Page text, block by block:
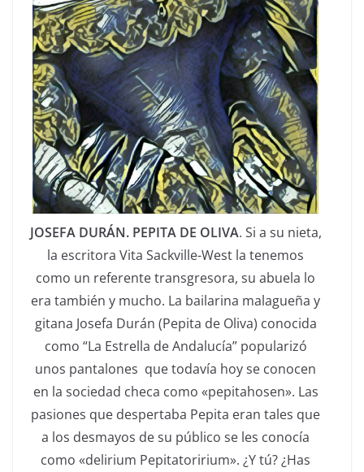
JOSEFA DURÁN. PEPITA DE OLIVA. Si a su nieta,
la escritora Vita Sackville-West la tenemos
como un referente transgresora, su abuela lo
era también y mucho. La bailarina malagueña y
gitana Josefa Durán (Pepita de Oliva) conocida
como “La Estrella de Andalucía” popularizó
unos pantalones que todavía hoy se conocen
en la sociedad checa como «pepitahosen». Las
pasiones que despertaba Pepita eran tales que
a los desmayos de su público se les conocía
como «delirium Pepitatoririum». ¿Y tú? ¿Has